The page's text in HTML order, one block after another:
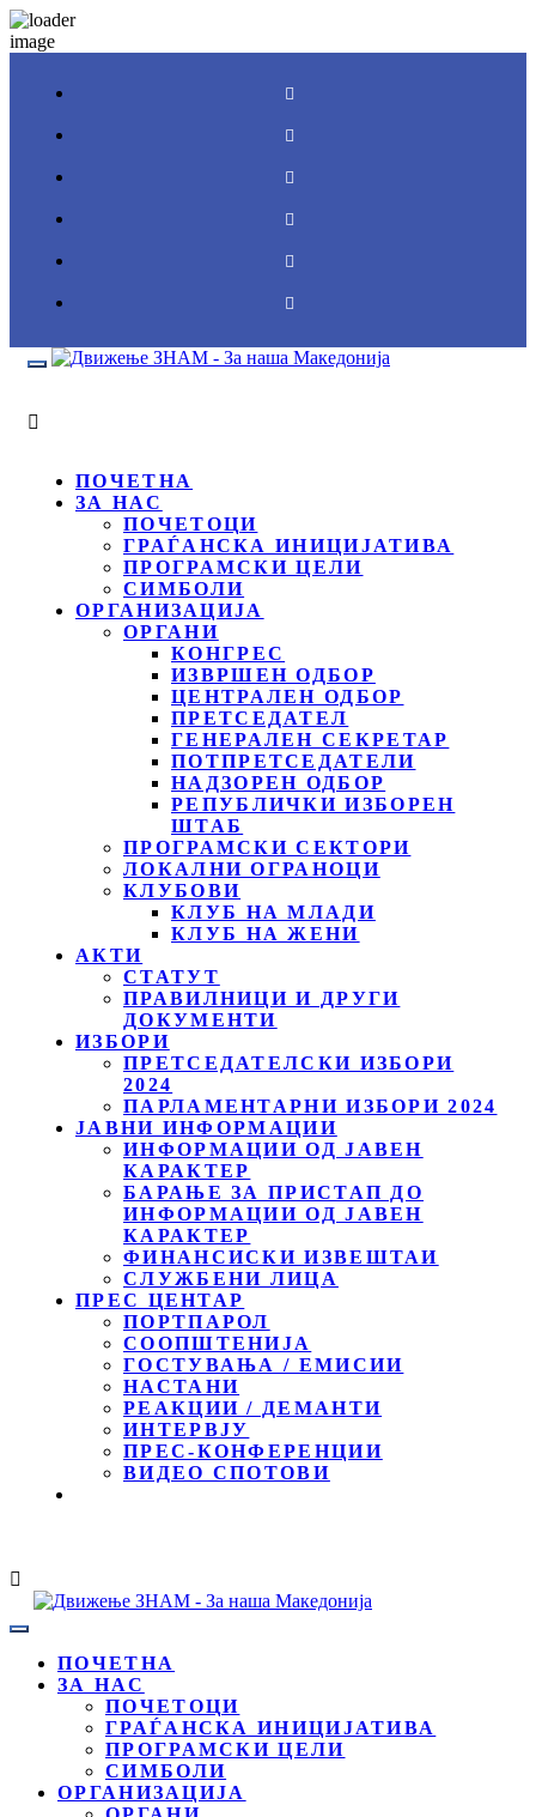
Toggle
ПОЧЕТНА
ЗА НАС
ПОЧЕТОЦИ
ГРАЃАНСКА ИНИЦИЈАТИВА
ПРОГРАМСКИ ЦЕЛИ
СИМБОЛИ
ОРГАНИЗАЦИЈА
ОРГАНИ
КОНГРЕС
ИЗВРШЕН ОДБОР
ЦЕНТРАЛЕН ОДБОР
ПРЕТСЕДАТЕЛ
ГЕНЕРАЛЕН СЕКРЕТАР
ПОТПРЕТСЕДАТЕЛИ
НАДЗОРЕН ОДБОР
РЕПУБЛИЧКИ ИЗБОРЕН
ШТАБ
ПРОГРАМСКИ СЕКТОРИ
ЛОКАЛНИ ОГРАНОЦИ
КЛУБОВИ
КЛУБ НА МЛАДИ
КЛУБ НА ЖЕНИ
АКТИ
СТАТУТ
ПРАВИЛНИЦИ И ДРУГИ
ДОКУМЕНТИ
ИЗБОРИ
ПРЕТСЕДАТЕЛСКИ ИЗБОРИ
2024
ПАРЛАМЕНТАРНИ ИЗБОРИ 2024
ЈАВНИ ИНФОРМАЦИИ
ИНФОРМАЦИИ ОД ЈАВЕН
КАРАКТЕР
БАРАЊЕ ЗА ПРИСТАП ДО
ИНФОРМАЦИИ ОД ЈАВЕН
КАРАКТЕР
ФИНАНСИСКИ ИЗВЕШТАИ
СЛУЖБЕНИ ЛИЦА
ПРЕС ЦЕНТАР
ПОРТПАРОЛ
СООПШТЕНИЈА
ГОСТУВАЊА / ЕМИСИИ
НАСТАНИ
РЕАКЦИИ / ДЕМАНТИ
ИНТЕРВЈУ
ПРЕС-КОНФЕРЕНЦИИ
ВИДЕО СПОТОВИ
ПОЧЕТНА
ЗА НАС
ПОЧЕТОЦИ
ГРАЃАНСКА ИНИЦИЈАТИВА
ПРОГРАМСКИ ЦЕЛИ
СИМБОЛИ
ОРГАНИЗАЦИЈА